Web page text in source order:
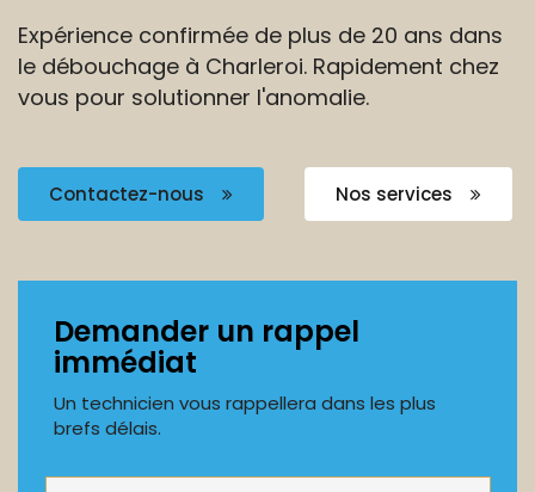
Expérience confirmée de plus de 20 ans dans
le débouchage à Charleroi. Rapidement chez
vous pour solutionner l'anomalie.
Contactez-nous Nos services
Demander un rappel
immédiat
Un technicien vous rappellera dans les plus
brefs délais.